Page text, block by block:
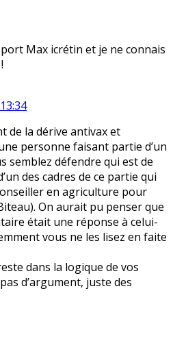
Max icrétin et je ne connais
de la dérive antivax et
personne faisant partie d’un
semblez défendre qui est de
des cadres de ce partie qui
en agriculture pour
On aurait pu penser que
était une réponse à celui-
vous ne les lisez en faite
dans la logique de vos
d’argument, juste des